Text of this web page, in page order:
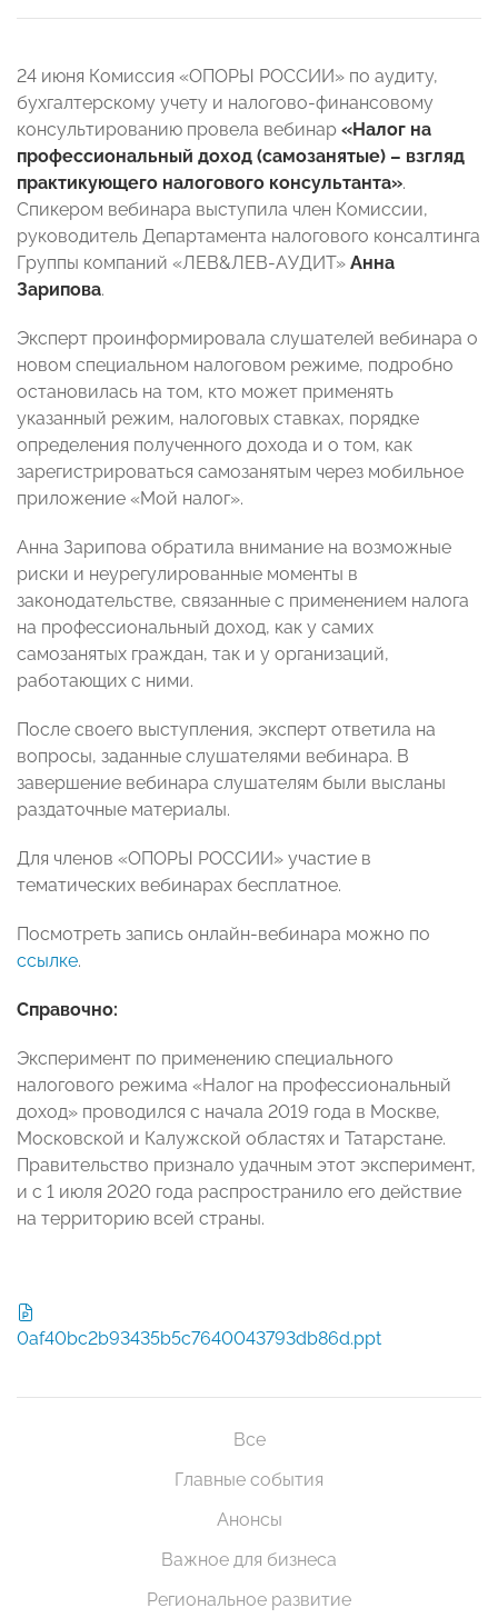
24 июня Комиссия «ОПОРЫ РОССИИ» по аудиту,
бухгалтерскому учету и налогово-финансовому
консультированию провела вебинар «Налог на
профессиональный доход (самозанятые) – взгляд
практикующего налогового консультанта».
Спикером вебинара выступила член Комиссии,
руководитель Департамента налогового консалтинга
Группы компаний «ЛЕВ&ЛЕВ-АУДИТ» Анна
Зарипова.
Эксперт проинформировала слушателей вебинара о
новом специальном налоговом режиме, подробно
остановилась на том, кто может применять
указанный режим, налоговых ставках, порядке
определения полученного дохода и о том, как
зарегистрироваться самозанятым через мобильное
приложение «Мой налог».
Анна Зарипова обратила внимание на возможные
риски и неурегулированные моменты в
законодательстве, связанные с применением налога
на профессиональный доход, как у самих
самозанятых граждан, так и у организаций,
работающих с ними.
После своего выступления, эксперт ответила на
вопросы, заданные слушателями вебинара. В
завершение вебинара слушателям были высланы
раздаточные материалы.
Для членов «ОПОРЫ РОССИИ» участие в
тематических вебинарах бесплатное.
Посмотреть запись онлайн-вебинара можно по
ссылке.
Справочно:
Эксперимент по применению специального
налогового режима «Налог на профессиональный
доход» проводился с начала 2019 года в Москве,
Московской и Калужской областях и Татарстане.
Правительство признало удачным этот эксперимент,
и с 1 июля 2020 года распространило его действие
на территорию всей страны.
0af40bc2b93435b5c7640043793db86d.ppt
Все
Главные события
Анонсы
Важное для бизнеса
Региональное развитие